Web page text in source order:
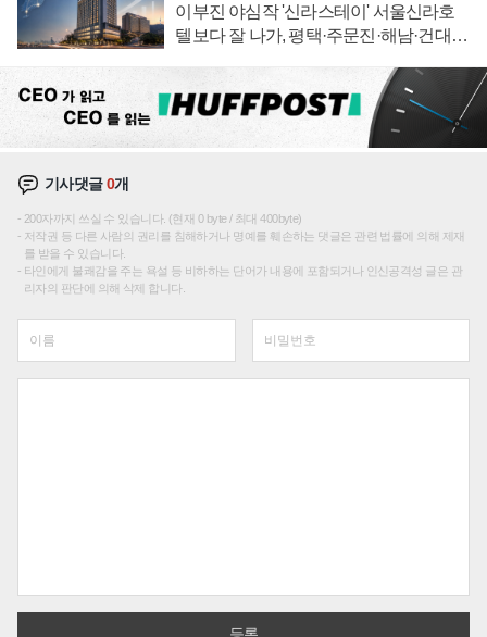
이부진 야심작 '신라스테이' 서울신라호
텔보다 잘 나가, 평택·주문진·해남·건대로
기사댓글0개
200자까지 쓰실 수 있습니다. (현재 0 byte / 최대 400byte)
저작권 등 다른 사람의 권리를 침해하거나 명예를 훼손하는 댓글은 관련 법률에 의해 제재
를 받을 수 있습니다.
타인에게 불쾌감을 주는 욕설 등 비하하는 단어가 내용에 포함되거나 인신공격성 글은 관
리자의 판단에 의해 삭제 합니다.